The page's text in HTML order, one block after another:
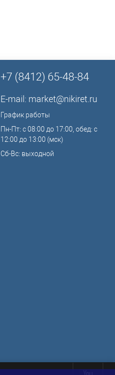
+7 (8412) 65-48-84
E-mail: market@nikiret.ru
График работы
Пн-Пт: с 08:00 до 17:00, обед: с
12:00 до 13:00 (мск)
Сб-Вс: выходной